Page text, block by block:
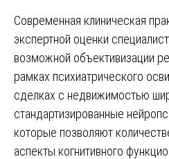
Современная клиническая
экспертной оценки
возможной объективизации
рамках психиатрического
сделках с недвижимостью
стандартизированные
которые позволяют
аспекты когнитивного